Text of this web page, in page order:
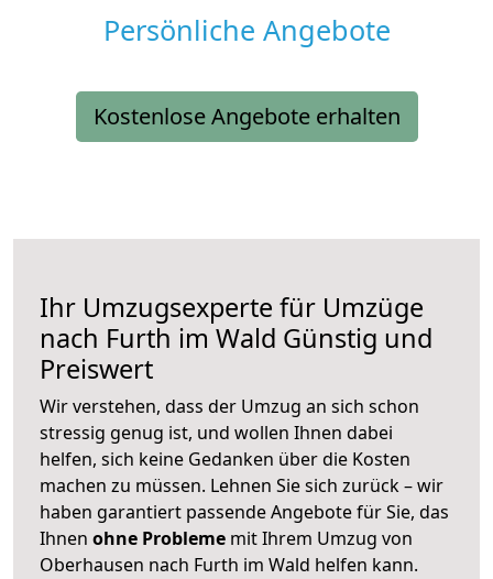
Persönliche Angebote
Kostenlose Angebote erhalten
Ihr Umzugsexperte für Umzüge
nach Furth im Wald Günstig und
Preiswert
Wir verstehen, dass der Umzug an sich schon
stressig genug ist, und wollen Ihnen dabei
helfen, sich keine Gedanken über die Kosten
machen zu müssen. Lehnen Sie sich zurück – wir
haben garantiert passende Angebote für Sie, das
Ihnen ohne Probleme mit Ihrem Umzug von
Oberhausen nach Furth im Wald helfen kann.